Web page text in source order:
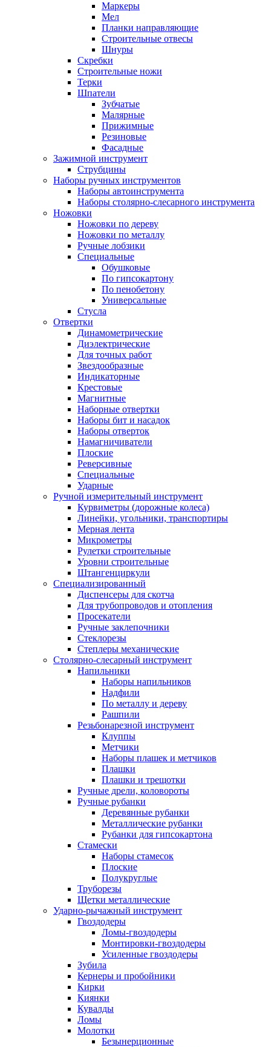
Маркеры
Мел
Планки направляющие
Строительные отвесы
Шнуры
Скребки
Строительные ножи
Терки
Шпатели
Зубчатые
Малярные
Прижимные
Резиновые
Фасадные
Зажимной инструмент
Струбцины
Наборы ручных инструментов
Наборы автоинструмента
Наборы столярно-слесарного инструмента
Ножовки
Ножовки по дереву
Ножовки по металлу
Ручные лобзики
Специальные
Обушковые
По гипсокартону
По пенобетону
Универсальные
Стусла
Отвертки
Динамометрические
Диэлектрические
Для точных работ
Звездообразные
Индикаторные
Крестовые
Магнитные
Наборные отвертки
Наборы бит и насадок
Наборы отверток
Намагничиватели
Плоские
Реверсивные
Специальные
Ударные
Ручной измерительный инструмент
Курвиметры (дорожные колеса)
Линейки, угольники, транспортиры
Мерная лента
Микрометры
Рулетки строительные
Уровни строительные
Штангенциркули
Специализированный
Диспенсеры для скотча
Для трубопроводов и отопления
Просекатели
Ручные заклепочники
Стеклорезы
Степлеры механические
Столярно-слесарный инструмент
Напильники
Наборы напильников
Надфили
По металлу и дереву
Рашпили
Резьбонарезной инструмент
Клуппы
Метчики
Наборы плашек и метчиков
Плашки
Плашки и трещотки
Ручные дрели, коловороты
Ручные рубанки
Деревянные рубанки
Металлические рубанки
Рубанки для гипсокартона
Стамески
Наборы стамесок
Плоские
Полукруглые
Труборезы
Щетки металлические
Ударно-рычажный инструмент
Гвоздодеры
Ломы-гвоздодеры
Монтировки-гвоздодеры
Усиленные гвоздодеры
Зубила
Кернеры и пробойники
Кирки
Киянки
Кувалды
Ломы
Молотки
Безынерционные